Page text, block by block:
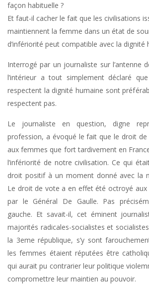
façon habituelle ?
Et faut-il cacher le fait que les civilisations
maintiennent la femme dans un état de
d’infériorité peut compatible avec la dignité
Interrogé par un journaliste sur l’antenne
l’intérieur a tout simplement déclaré
respectent la dignité humaine sont
respectent pas.
Le journaliste en question, digne
profession, a évoqué le fait que le droit de
aux femmes que fort tardivement en
l’infériorité de notre civilisation. Ce qui
droit positif à un moment donné avec la
Le droit de vote a en effet été octroyé
par le Général De Gaulle. Pas
gauche. Et savait-il, cet éminent
majorités radicales-socialistes et
la 3eme république, s’y sont
les femmes étaient réputées être
qui aurait pu contrarier leur politique
compromettre leur maintien au pouvoir.